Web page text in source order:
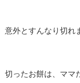
意外とすんなり切れ
切ったお餅は、ママ